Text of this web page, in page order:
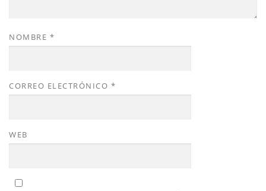
NOMBRE *
CORREO ELECTRÓNICO *
WEB